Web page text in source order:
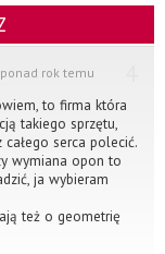
ponad rok temu
to firma która
takiego sprzętu,
serca polecić.
wymiana opon to
ja wybieram
też o geometrię